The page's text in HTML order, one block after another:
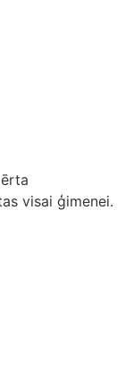
visai ģimenei.